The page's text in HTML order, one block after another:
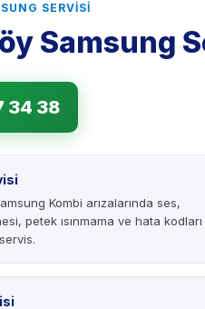
SERVISI
Samsung
34 38
Kombi arızalarında ses,
petek ısınmama ve hata kodları